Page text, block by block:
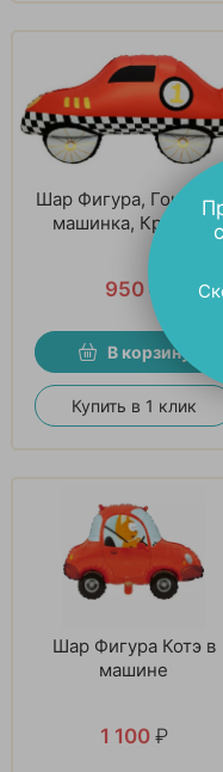
Шар Фигура, Гоночная
машинка, Красный
950₽
В корзину
Купить в 1 клик
Шар Фигура Котэ в
машине
1 100 ₽